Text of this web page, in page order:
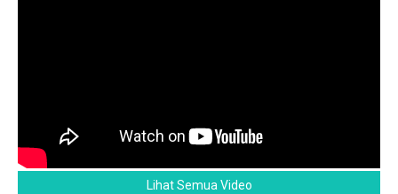
Lihat Semua Video